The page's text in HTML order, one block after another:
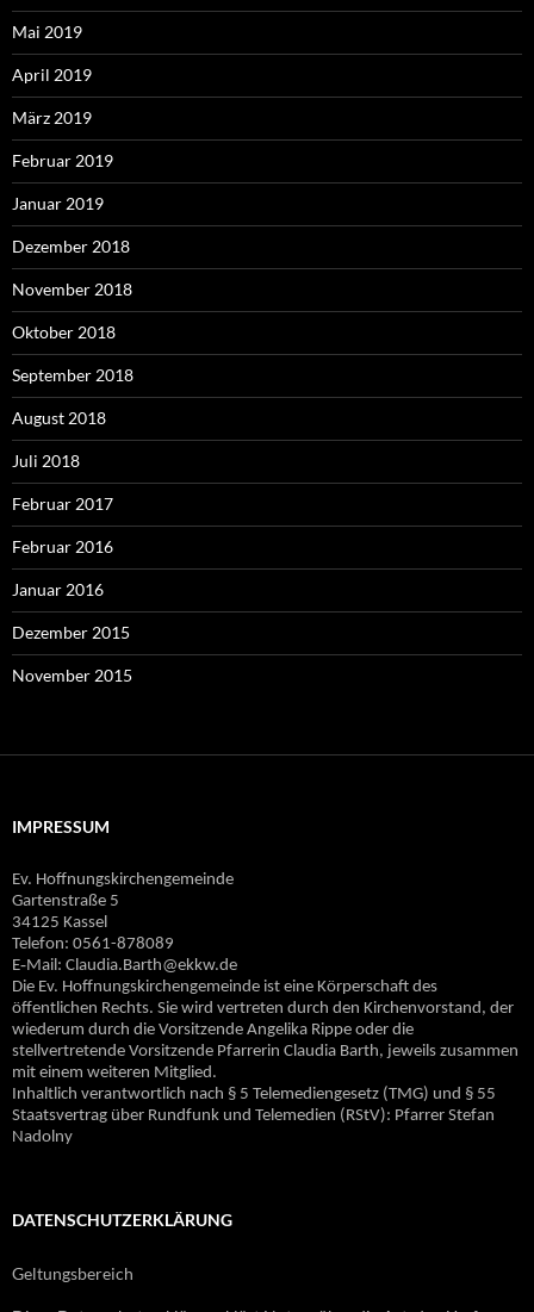
Mai 2019
April 2019
März 2019
Februar 2019
Januar 2019
Dezember 2018
November 2018
Oktober 2018
September 2018
August 2018
Juli 2018
Februar 2017
Februar 2016
Januar 2016
Dezember 2015
November 2015
IMPRESSUM
Ev. Hoffnungskirchengemeinde
Gartenstraße 5
34125 Kassel
Telefon: 0561-878089
E‐Mail: Claudia.Barth@ekkw.de
Die Ev. Hoffnungskirchengemeinde ist eine Körperschaft des
öffentlichen Rechts. Sie wird vertreten durch den Kirchenvorstand, der
wiederum durch die Vorsitzende Angelika Rippe oder die
stellvertretende Vorsitzende Pfarrerin Claudia Barth, jeweils zusammen
mit einem weiteren Mitglied.
Inhaltlich verantwortlich nach § 5 Telemediengesetz (TMG) und § 55
Staatsvertrag über Rundfunk und Telemedien (RStV): Pfarrer Stefan
Nadolny
DATENSCHUTZERKLÄRUNG
Geltungsbereich